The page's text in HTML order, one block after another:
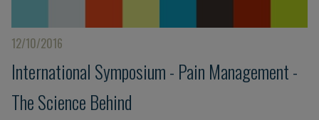
12/10/2016
International Symposium - Pain Management -
The Science Behind